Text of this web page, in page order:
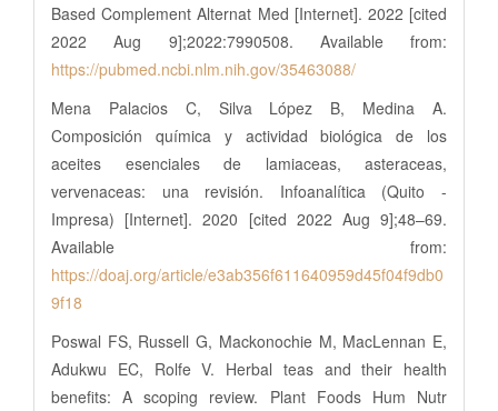
Based Complement Alternat Med [Internet]. 2022 [cited
2022 Aug 9];2022:7990508. Available from:
https://pubmed.ncbi.nlm.nih.gov/35463088/
Mena Palacios C, Silva López B, Medina A.
Composición química y actividad biológica de los
aceites esenciales de lamiaceas, asteraceas,
vervenaceas: una revisión. Infoanalítica (Quito -
Impresa) [Internet]. 2020 [cited 2022 Aug 9];48–69.
Available from:
https://doaj.org/article/e3ab356f611640959d45f04f9db0
9f18
Poswal FS, Russell G, Mackonochie M, MacLennan E,
Adukwu EC, Rolfe V. Herbal teas and their health
benefits: A scoping review. Plant Foods Hum Nutr